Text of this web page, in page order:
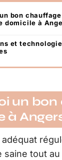
bon
domicile à
et
un
à
saine tout